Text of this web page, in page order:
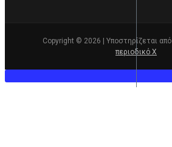
Copyright © 2026 | Υποστηρίζεται από
περιοδικό Χ